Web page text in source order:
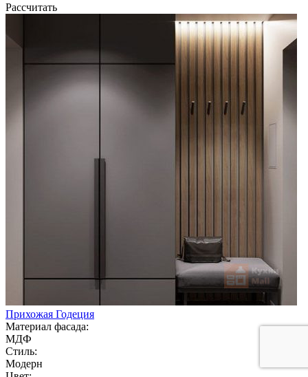
Рассчитать
Прихожая Годеция
Материал фасада:
МДФ
Стиль:
Модерн